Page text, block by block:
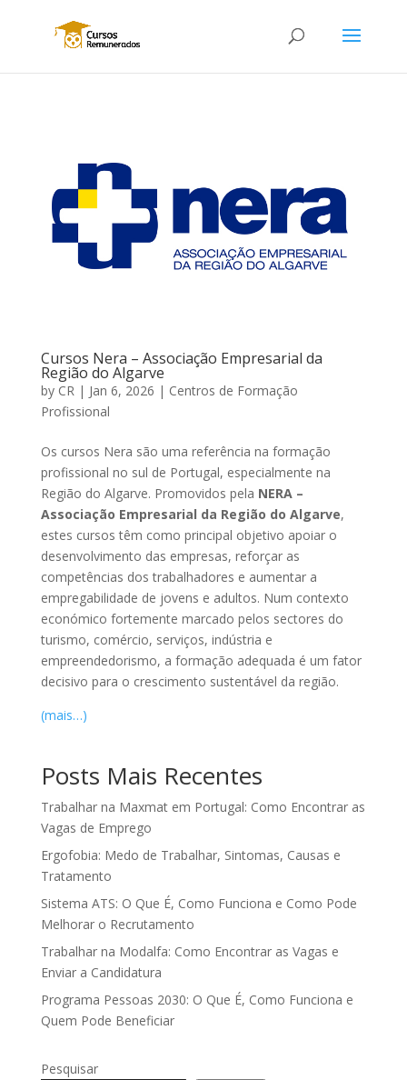
Cursos Nera – Associação Empresarial da
Região do Algarve
by CR | Jan 6, 2026 | Centros de Formação
Profissional
Os cursos Nera são uma referência na formação
profissional no sul de Portugal, especialmente na
Região do Algarve. Promovidos pela NERA –
Associação Empresarial da Região do Algarve,
estes cursos têm como principal objetivo apoiar o
desenvolvimento das empresas, reforçar as
competências dos trabalhadores e aumentar a
empregabilidade de jovens e adultos. Num contexto
económico fortemente marcado pelos sectores do
turismo, comércio, serviços, indústria e
empreendedorismo, a formação adequada é um fator
decisivo para o crescimento sustentável da região.
(mais…)
Posts Mais Recentes
Trabalhar na Maxmat em Portugal: Como Encontrar as
Vagas de Emprego
Ergofobia: Medo de Trabalhar, Sintomas, Causas e
Tratamento
Sistema ATS: O Que É, Como Funciona e Como Pode
Melhorar o Recrutamento
Trabalhar na Modalfa: Como Encontrar as Vagas e
Enviar a Candidatura
Programa Pessoas 2030: O Que É, Como Funciona e
Quem Pode Beneficiar
Pesquisar